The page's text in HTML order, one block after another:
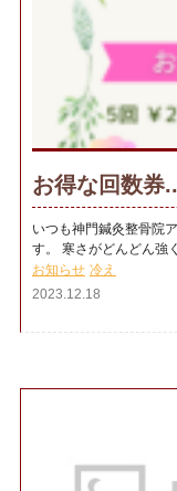
お得な回数券
いつも神門鍼灸整骨院
す。 寒さがどんどん強
お知らせ 冷え
2023.12.18